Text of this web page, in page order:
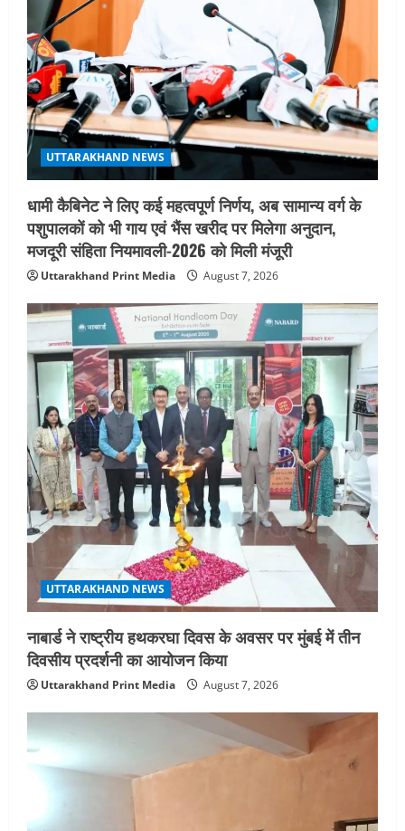
i
o
n
UTTARAKHAND NEWS
धामी कैबिनेट ने लिए कई महत्वपूर्ण निर्णय, अब सामान्य वर्ग के
पशुपालकों को भी गाय एवं भैंस खरीद पर मिलेगा अनुदान,
मजदूरी संहिता नियमावली-2026 को मिली मंजूरी
Uttarakhand Print Media August 7, 2026
UTTARAKHAND NEWS
नाबार्ड ने राष्ट्रीय हथकरघा दिवस के अवसर पर मुंबई में तीन
दिवसीय प्रदर्शनी का आयोजन किया
Uttarakhand Print Media August 7, 2026